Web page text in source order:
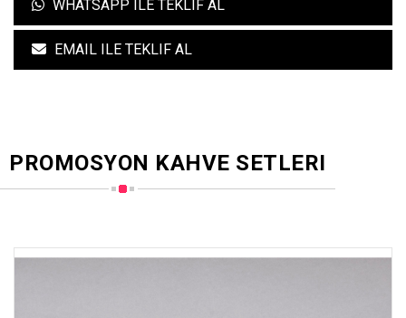
WHATSAPP ILE TEKLIF AL
EMAIL ILE TEKLIF AL
PROMOSYON KAHVE SETLERI